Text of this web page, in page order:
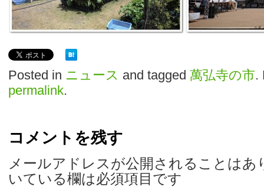
Posted in ニュース and tagged 萬弘寺の市.
permalink.
コメントを残す
メールアドレスが公開されることはあ
いている欄は必須項目です